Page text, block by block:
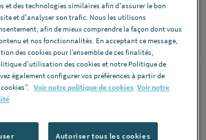
DÉCOUVRIR
STANDARD
POUR COLLET PLAT
et des technologies similaires afin d'assurer le bon
et d'analyser son trafic. Nous les utilisons
afin de mieux comprendre la façon dont vous
et nos fonctionnalités. En acceptant ce message,
des cookies pour l’ensemble de ces finalités,
d'utilisation des cookies et notre Politique de
également configurer vos préférences à partir de
Voir notre politique de cookies Voir notre
Autoriser tous les cookies